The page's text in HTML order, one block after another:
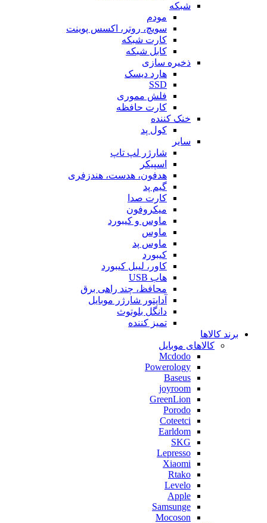
شبکه
مودم
سویچ، روتر، اکسس پوینت
کارت شبکه
کابل شبکه
ذخیره سازی
هارد دیسک
SSD
فلش مموری
کارت حافظه
خنک کننده
کول پد
سایر
شارژر لپ تاپ
اسپیکر
هدفون، هدست، هندزفری
گیم پد
کارت صدا
میکروفون
ماوس و کیبورد
ماوس
ماوس پد
کیبورد
کاور، لیبل کیبورد
هاب USB
محافظ، چند راهی برق
آداپتور شارژر موبایل
دانگل بلوتوث
تمیز کننده
برند کالاها
کالاهای موبایل
Mcdodo
Powerology
Baseus
joyroom
GreenLion
Porodo
Coteetci
Earldom
SKG
Lepresso
Xiaomi
Rtako
Levelo
Apple
Samsunge
Mocoson